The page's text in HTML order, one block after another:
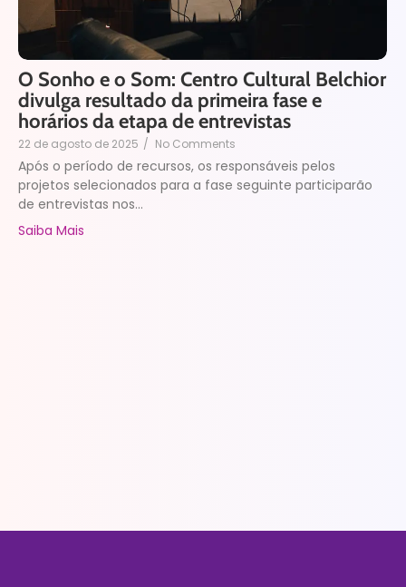
O Sonho e o Som: Centro Cultural Belchior
divulga resultado da primeira fase e
horários da etapa de entrevistas
22 de agosto de 2025 / No Comments
Após o período de recursos, os responsáveis pelos
projetos selecionados para a fase seguinte participarão
de entrevistas nos...
Saiba Mais